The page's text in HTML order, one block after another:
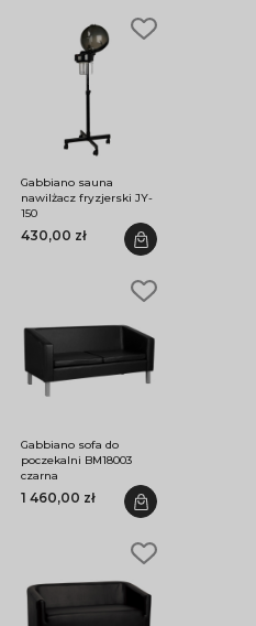
Gabbiano sauna
nawilżacz fryzjerski JY-
150
430,00 zł
Gabbiano sofa do
poczekalni BM18003
czarna
1 460,00 zł